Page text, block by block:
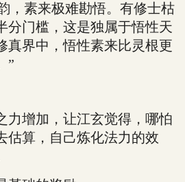
素来极难勘悟。有修士枯
分门槛，这是独属于悟性天
真界中，悟性素来比灵根更
”
增加，让江玄觉得，哪怕
估算，自己炼化法力的效